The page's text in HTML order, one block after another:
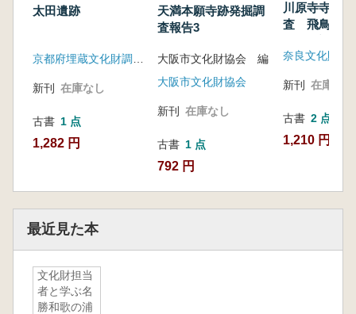
太田遺跡
新刊 在庫なし
古書 1 点
1,282 円
天満本願寺跡発掘調
査報告3
大阪市文化財協会 編
大阪市文化財協会
新刊 在庫なし
古書 1 点
792 円
川原寺寺域
査 飛鳥藤原
奈良文化財研
新刊 在庫なし
古書 2 点
1,210 円~
最近見た本
文化財担当
者と学ぶ名
勝和歌の浦